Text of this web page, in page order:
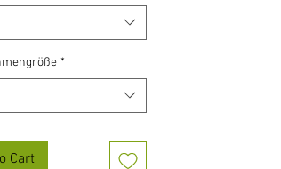
*
Cart